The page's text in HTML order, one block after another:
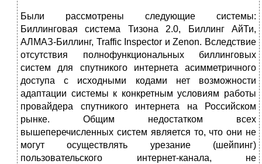
Были рассмотрены следующие системы:
Биллинговая система Тизона 2.0, Биллинг АйТи,
АЛМАЗ-Биллинг, Traffic Inspector и Zenon. Вследствие
отсутствия полнофункциональных биллинговых
систем для спутникого интернета асимметричного
доступа с исходными кодами нет возможности
адаптации системы к конкретным условиям работы
провайдера спутникого интернета на Российском
рынке. Общим недостатком всех
вышеперечисленных систем является то, что они не
могут осуществлять урезание (шейпинг)
пользовательского интернет-канала, не